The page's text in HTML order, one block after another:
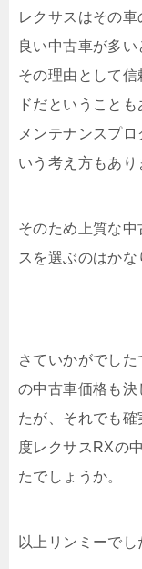
レクサスはその
良い中古車が多い
その理由として
ドだということ
メンテナンスプ
いう考え方もあり
そのため上質な
スを選ぶのはかな
さていかがでし
の中古車価格も決
たが、それでも
度レクサスRXの
たでしょうか。
以上リンミーでし